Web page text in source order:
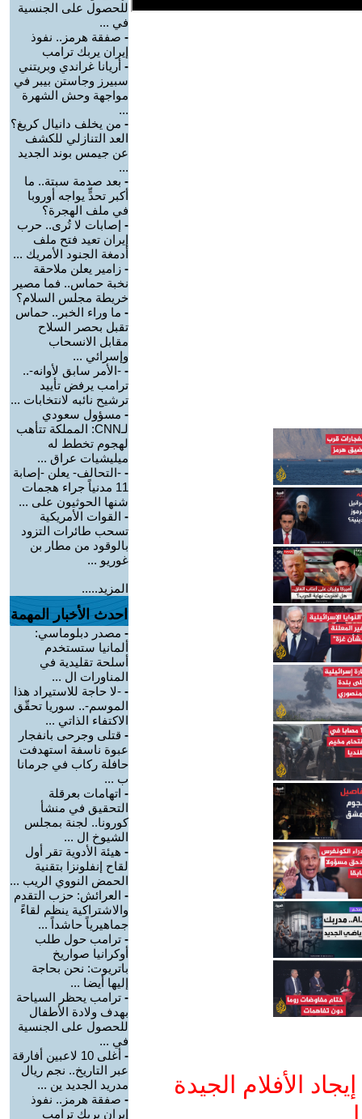
الأفلام الجيدة
للحصول على الجنسية
في ...
- صفقة هرمز.. نفوذ
إيران يربك ترامب
- أريانا غراندي وبريتني
سبيرز وجاستن بيبر في
مواجهة وحش الشهرة
...
- من يخلف دانيال كريغ؟
العد التنازلي للكشف
عن جيمس بوند الجديد
...
- بعد صدمة سبتة.. ما
أكبر تحدٍّ يواجه أوروبا
في ملف الهجرة؟
- إصابات لا تُرى.. حرب
إيران تعيد فتح ملف
أدمغة الجنود الأمريك ...
- زامير يعلن ملاحقة
نخبة حماس.. فما مصير
خريطة مجلس السلام؟
- ما وراء الخبر.. حماس
تقبل بحصر السلاح
مقابل الانسحاب
وإسرائي ...
- -الأمر سابق لأوانه-..
ترامب يرفض تأييد
ترشيح نائبه لانتخابات ...
- مسؤول سعودي
لـCNN: المملكة تتأهب
لهجوم تخطط له
ميليشيات عراق ...
- -التحالف- يعلن -إصابة
11 مدنياً جراء هجمات
شنها الحوثيون على ...
- القوات الأمريكية
تسحب طائرات التزود
بالوقود من مطار بن
غوريو ...
المزيد.....
احدث الأخبار المهمة
- مصدر دبلوماسي:
ألمانيا ستستخدم
أسلحة تقليدية في
المناورات ال ...
- -لا حاجة للاستيراد هذا
الموسم-.. سوريا تحقّق
الاكتفاء الذاتي ...
- قتلى وجرحى بانفجار
عبوة ناسفة استهدفت
حافلة ركاب في جرمانا
ب ...
- اتهامات بعرقلة
التحقيق في منشأ
كورونا.. لجنة بمجلس
الشيوخ ال ...
- هيئة الأدوية تقر أول
لقاح إنفلونزا بتقنية
الحمض النووي الريب ...
- العرائش: حزب التقدم
والاشتراكية ينظم لقاءً
جماهيرياً حاشداً ...
- ترامب حول طلب
أوكرانيا صواريخ
باتريوت: نحن بحاجة
إليها أيضا ...
- ترامب يحظر السياحة
بهدف ولادة الأطفال
للحصول على الجنسية
في ...
-
أغلى 10 لاعبين أفارقة
عبر التاريخ.. نجم ريال
مدريد الجديد ين ...
- صفقة هرمز.. نفوذ
إيران يربك ترامب